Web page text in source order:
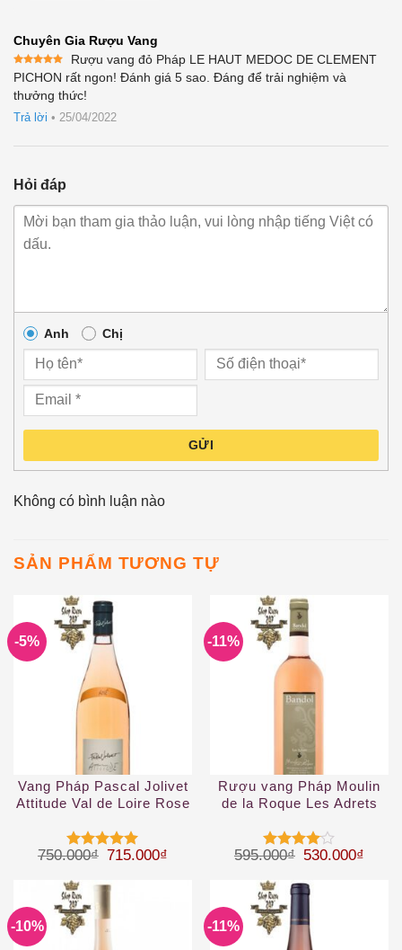
Chuyên Gia Rượu Vang
Được xếp
hạng 55
sao
Rượu vang đỏ Pháp LE HAUT MEDOC DE CLEMENT
PICHON rất ngon! Đánh giá 5 sao. Đáng để trải nghiệm và
thưởng thức!
Trả lời • 25/04/2022
Hỏi đáp
Anh Chị
GỬI
Không có bình luận nào
SẢN PHẨM TƯƠNG TỰ
-5%
Vang Pháp Pascal Jolivet
Attitude Val de Loire Rose
Được xếp
sao
750.000₫ Giá gốc là: 750.000₫.
715.000₫ Giá hiện tại là: 715.000₫.
-11%
Rượu vang Pháp Moulin
de la Roque Les Adrets
Được
45 sao
595.000₫ Giá gốc là:
530.000₫
-10% -11%